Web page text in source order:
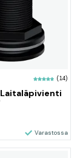
(14)
Varastossa